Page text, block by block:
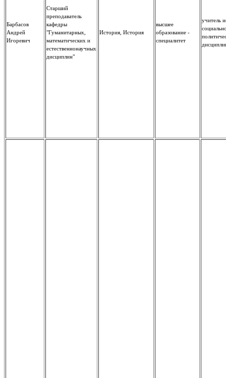
Барбасов
Андрей
Игоревич
Старший
преподаватель
кафедры
"Гуманитарных,
математических и
естественнонаучных
дисциплин"
История, История
высшее
образование -
специалитет
учитель